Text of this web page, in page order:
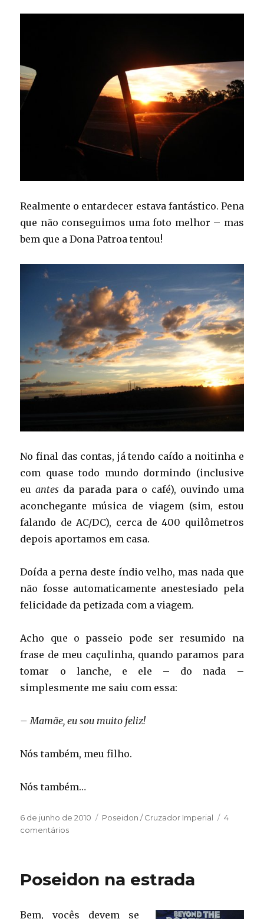
Realmente o entardecer estava fantástico. Pena
que não conseguimos uma foto melhor – mas
bem que a Dona Patroa tentou!
No final das contas, já tendo caído a noitinha e
com quase todo mundo dormindo (inclusive
euantes da parada para o café), ouvindo uma
aconchegante música de viagem (sim, estou
falando de AC/DC), cerca de 400 quilômetros
depois aportamos em casa.
Doída a perna deste índio velho, mas nada que
não fosse automaticamente anestesiado pela
felicidade da petizada com a viagem.
Acho que o passeio pode ser resumido na
frase de meu caçulinha, quando paramos para
tomar o lanche, e ele – do nada –
simplesmente me saiu com essa:
– Mamãe, eu sou muito feliz!
Nós também, meu filho.
Nós também…
Publicado
em
6 de junho de 2010 Categorias
Poseidon / Cruzador Imperial
4
comentáriosem
Poseidon na estrada
Bem, vocês devem se